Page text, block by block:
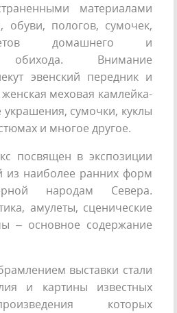
материалами
пологов, сумочек,
домашнего и
обихода. Внимание
эвенский передник и
меховая камлейка-
сумочки, куклы
и многое другое.
посвящен в экспозиции
наиболее ранних форм
народам Севера.
амулеты, сценические
– основное содержание
выставки стали
и картины известных
которых